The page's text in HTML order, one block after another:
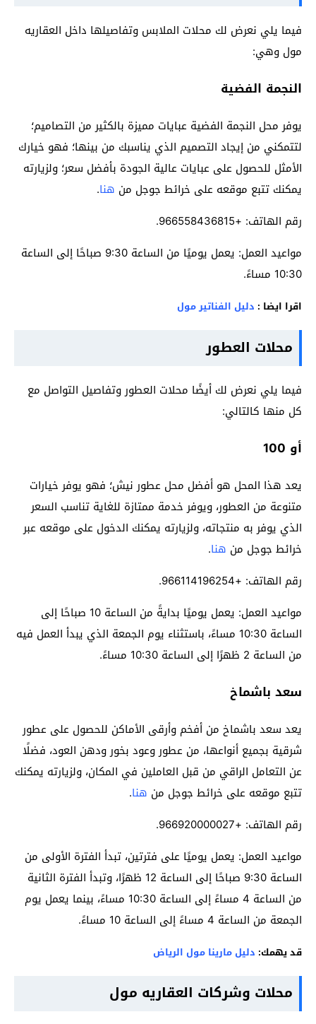
فيما يلي نعرض لك محلات الملابس وتفاصيلها داخل العقاريه
مول وهي:
النجمة الفضية
يوفر محل النجمة الفضية عبايات مميزة بالكثير من التصاميم؛
لتتمكني من إيجاد التصميم الذي يناسبك من بينها؛ فهو خيارك
الأمثل للحصول على عبايات عالية الجودة بأفضل سعر؛ ولزيارته
يمكنك تتبع موقعه على خرائط جوجل من هنا.
رقم الهاتف: +966558436815.
مواعيد العمل: يعمل يوميًا من الساعة 9:30 صباحًا إلى الساعة
10:30 مساءً.
اقرا ايضا : دليل الفناتير مول
محلات العطور
فيما يلي نعرض لك أيضًا محلات العطور وتفاصيل التواصل مع
كل منها كالتالي:
أو 100
يعد هذا المحل هو أفضل محل عطور نيش؛ فهو يوفر خيارات
متنوعة من العطور، ويوفر خدمة ممتازة للغاية تناسب السعر
الذي يوفر به منتجاته، ولزيارته يمكنك الدخول على موقعه عبر
خرائط جوجل من هنا.
رقم الهاتف: +966114196254.
مواعيد العمل: يعمل يوميًا بدايةً من الساعة 10 صباحًا إلى
الساعة 10:30 مساءً، باستثناء يوم الجمعة الذي يبدأ العمل فيه
من الساعة 2 ظهرًا إلى الساعة 10:30 مساءً.
سعد باشماخ
يعد سعد باشماخ من أفخم وأرقى الأماكن للحصول على عطور
شرقية بجميع أنواعها، من عطور وعود بخور ودهن العود، فضلًا
عن التعامل الراقي من قبل العاملين في المكان، ولزيارته يمكنك
تتبع موقعه على خرائط جوجل من هنا.
رقم الهاتف: +966920000027.
مواعيد العمل: يعمل يوميًا على فترتين، تبدأ الفترة الأولى من
الساعة 9:30 صباحًا إلى الساعة 12 ظهرًا، وتبدأ الفترة الثانية
من الساعة 4 مساءً إلى الساعة 10:30 مساءً، بينما يعمل يوم
الجمعة من الساعة 4 مساءً إلى الساعة 10 مساءً.
قد يهمك: دليل مارينا مول الرياض
محلات وشركات العقاريه مول